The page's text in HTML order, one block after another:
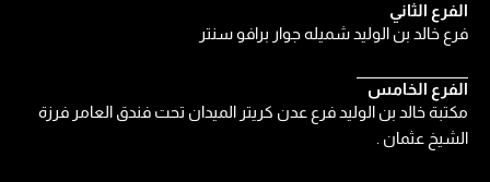
الفرع الثاني
فرع خالد بن الوليد شميله جوار برافو سنتر
الفرع الخامس
مكتبة خالد بن الوليد فرع عدن كريتر الميدان تحت فندق العامر فرزة
الشيخ عثمان .